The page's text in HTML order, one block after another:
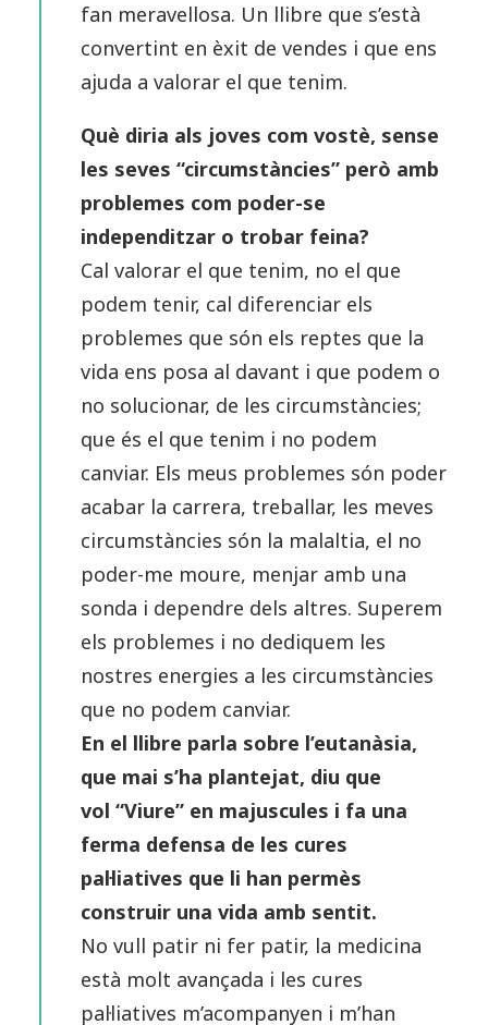
fan meravellosa. Un llibre que s’està
convertint en èxit de vendes i que ens
ajuda a valorar el que tenim.
Què diria als joves com vostè, sense
les seves “circumstàncies” però amb
problemes com poder-se
independitzar o trobar feina?
Cal valorar el que tenim, no el que
podem tenir, cal diferenciar els
problemes que són els reptes que la
vida ens posa al davant i que podem o
no solucionar, de les circumstàncies;
que és el que tenim i no podem
canviar. Els meus problemes són poder
acabar la carrera, treballar, les meves
circumstàncies són la malaltia, el no
poder-me moure, menjar amb una
sonda i dependre dels altres. Superem
els problemes i no dediquem les
nostres energies a les circumstàncies
que no podem canviar.
En el llibre parla sobre l’eutanàsia,
que mai s’ha plantejat, diu que
vol “Viure” en majuscules i fa una
ferma defensa de les cures
pal·liatives que li han permès
construir una vida amb sentit.
No vull patir ni fer patir, la medicina
està molt avançada i les cures
pal·liatives m’acompanyen i m’han